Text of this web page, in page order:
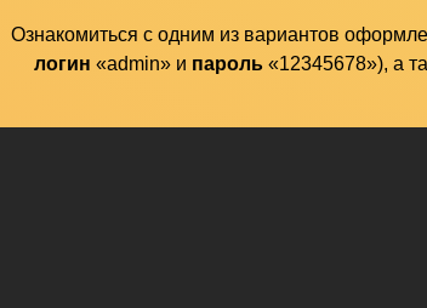
Ознакомиться с одним из вариантов
логин «admin» и пароль «12345678»), а